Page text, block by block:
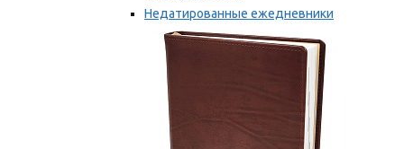
Недатированные ежедневники
Планинги
Мы рекомендуем